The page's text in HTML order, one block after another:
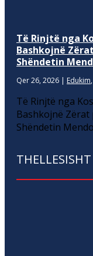
Të Rinjtë nga
Bashkojnë
Shëndetin
Qer 26, 2026 | Edukim,
Të Rinjtë nga
Bashkojnë
Shëndetin
THELLESISHT